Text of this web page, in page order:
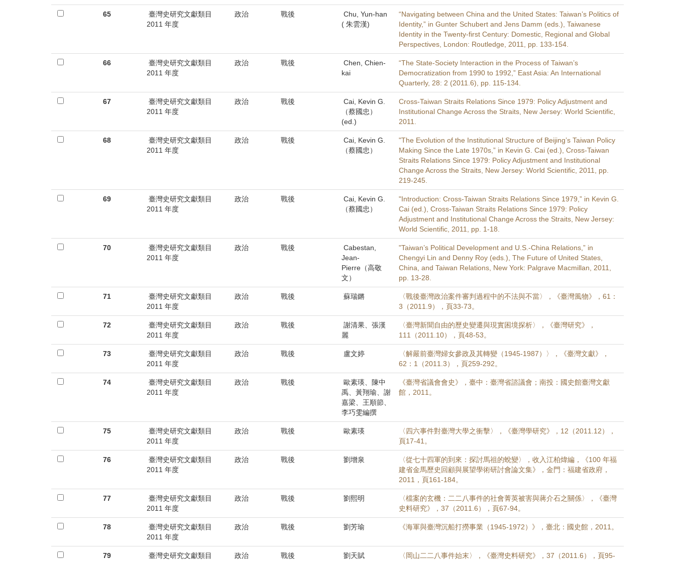
65
臺灣史研究文獻類目
2011 年度
政治 戰後
Chu, Yun-han
( 朱雲漢)
“Navigating between China and the United States: Taiwan’s Politics of
Identity,” in Gunter Schubert and Jens Damm (eds.), Taiwanese
Identity in the Twenty-first Century: Domestic, Regional and Global
Perspectives, London: Routledge, 2011, pp. 133-154.
66
臺灣史研究文獻類目
2011 年度
政治 戰後
Chen, Chien-
kai
“The State-Society Interaction in the Process of Taiwan’s
Democratization from 1990 to 1992,” East Asia: An International
Quarterly, 28: 2 (2011.6), pp. 115-134.
67
臺灣史研究文獻類目
2011 年度
政治 戰後
Cai, Kevin G.
（蔡國忠）
(ed.)
Cross-Taiwan Straits Relations Since 1979: Policy Adjustment and
Institutional Change Across the Straits, New Jersey: World Scientific,
2011.
68
臺灣史研究文獻類目
2011 年度
政治 戰後
Cai, Kevin G.
（蔡國忠）
"The Evolution of the Institutional Structure of Beijing’s Taiwan Policy
Making Since the Late 1970s,” in Kevin G. Cai (ed.), Cross-Taiwan
Straits Relations Since 1979: Policy Adjustment and Institutional
Change Across the Straits, New Jersey: World Scientific, 2011, pp.
219-245.
69
臺灣史研究文獻類目
2011 年度
政治 戰後
Cai, Kevin G.
（蔡國忠）
"Introduction: Cross-Taiwan Straits Relations Since 1979,” in Kevin G.
Cai (ed.), Cross-Taiwan Straits Relations Since 1979: Policy
Adjustment and Institutional Change Across the Straits, New Jersey:
World Scientific, 2011, pp. 1-18.
70
臺灣史研究文獻類目
2011 年度
政治 戰後
Cabestan,
Jean-
Pierre（高敬
文）
"Taiwan’s Political Development and U.S.-China Relations,” in
Chengyi Lin and Denny Roy (eds.), The Future of United States,
China, and Taiwan Relations, New York: Palgrave Macmillan, 2011,
pp. 13-28.
71
臺灣史研究文獻類目
2011 年度
政治 戰後 蘇瑞鏘
〈戰後臺灣政治案件審判過程中的不法與不當〉，《臺灣風物》，61：
3（2011.9），頁33-73。
72
臺灣史研究文獻類目
2011 年度
政治 戰後
謝清果、張漢
麗
〈臺灣新聞自由的歷史變遷與現實困境探析〉，《臺灣研究》，
111（2011.10），頁48-53。
73
臺灣史研究文獻類目
2011 年度
政治 戰後 盧文婷
〈解嚴前臺灣婦女參政及其轉變（1945-1987）〉，《臺灣文獻》，
62：1（2011.3），頁259-292。
74
臺灣史研究文獻類目
2011 年度
政治 戰後
歐素瑛、陳中
禹、黃翔瑜、謝
嘉梁、王順節、
李巧雯編撰
《臺灣省議會會史》，臺中：臺灣省諮議會；南投：國史館臺灣文獻
館，2011。
75
臺灣史研究文獻類目
2011 年度
政治 戰後 歐素瑛
〈四六事件對臺灣大學之衝擊〉，《臺灣學研究》，12（2011.12），
頁17-41。
76
臺灣史研究文獻類目
2011 年度
政治 戰後 劉增泉
〈從七十四軍的到來：探討馬祖的蛻變〉，收入江柏煒編，《100 年福
建省金馬歷史回顧與展望學術研討會論文集》，金門：福建省政府，
2011，頁161-184。
77
臺灣史研究文獻類目
2011 年度
政治 戰後 劉熙明
〈檔案的玄機：二二八事件的社會菁英被害與蔣介石之關係〉，《臺灣
史料研究》，37（2011.6），頁67-94。
78
臺灣史研究文獻類目
2011 年度
政治 戰後 劉芳瑜 《海軍與臺灣沉船打撈事業（1945-1972）》，臺北：國史館，2011。
79 臺灣史研究文獻類目 政治 戰後 劉天賦 〈岡山二二八事件始末〉，《臺灣史料研究》，37（2011.6），頁95-